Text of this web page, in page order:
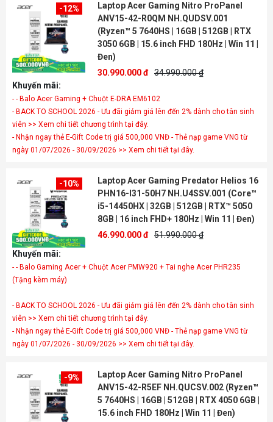
-12%
Laptop Acer Gaming Nitro ProPanel
ANV15-42-R0QM NH.QUDSV.001
(Ryzen™ 5 7640HS | 16GB | 512GB | RTX
3050 6GB | 15.6 inch FHD 180Hz | Win 11 |
Đen)
30.990.000 đ 34.990.000 ₫
Khuyến mãi:
- - Balo Acer Gaming + Chuột E-DRA EM6102
- BACK TO SCHOOL 2026 - Ưu đãi giảm giá lên đến 2% dành cho tân sinh
viên >> Xem chi tiết chương trình tại đây.
- Nhận ngay thẻ E-Gift Code trị giá 500,000 VNĐ - Thẻ nạp game VNG từ
ngày 01/07/2026 - 30/09/2026 >> Xem chi tiết tại đây.
-10%
Laptop Acer Gaming Predator Helios 16
PHN16-I31-50H7 NH.U4SSV.001 (Core™
i5-14450HX | 32GB | 512GB | RTX™ 5050
8GB | 16 inch FHD+ 180Hz | Win 11 | Đen)
46.990.000 đ 51.990.000 ₫
Khuyến mãi:
- - Balo Gaming Acer + Chuột Acer PMW920 + Tai nghe Acer PHR235
- BACK TO SCHOOL 2026 - Ưu đãi giảm giá lên đến 2% dành cho tân sinh
viên >> Xem chi tiết chương trình tại đây.
- Nhận ngay thẻ E-Gift Code trị giá 500,000 VNĐ - Thẻ nạp game VNG từ
ngày 01/07/2026 - 30/09/2026 >> Xem chi tiết tại đây.
-9%
Laptop Acer Gaming Nitro ProPanel
ANV15-42-R5EF NH.QUCSV.002 (Ryzen™
5 7640HS | 16GB | 512GB | RTX 4050 6GB |
15.6 inch FHD 180Hz | Win 11 | Đen)